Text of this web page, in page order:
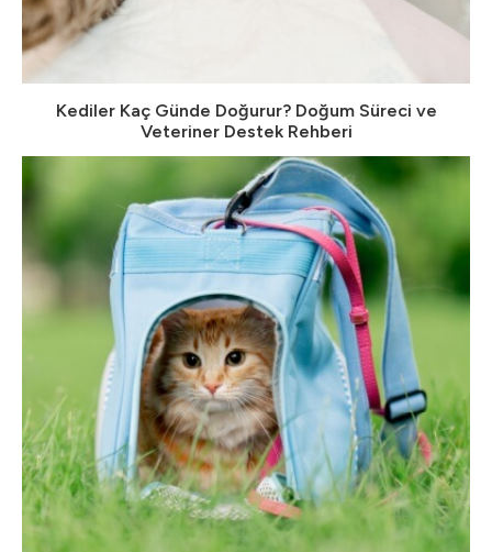
Kediler Kaç Günde Doğurur? Doğum Süreci ve
Veteriner Destek Rehberi